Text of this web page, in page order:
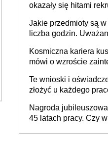
okazały się hitami
Jakie przedmioty są
liczba godzin.
Kosmiczna kariera
mówi o wzroście
Te wnioski i
złożyć u każdego
szkolnego 2026/2027
Nagroda
45 latach pracy. Czy